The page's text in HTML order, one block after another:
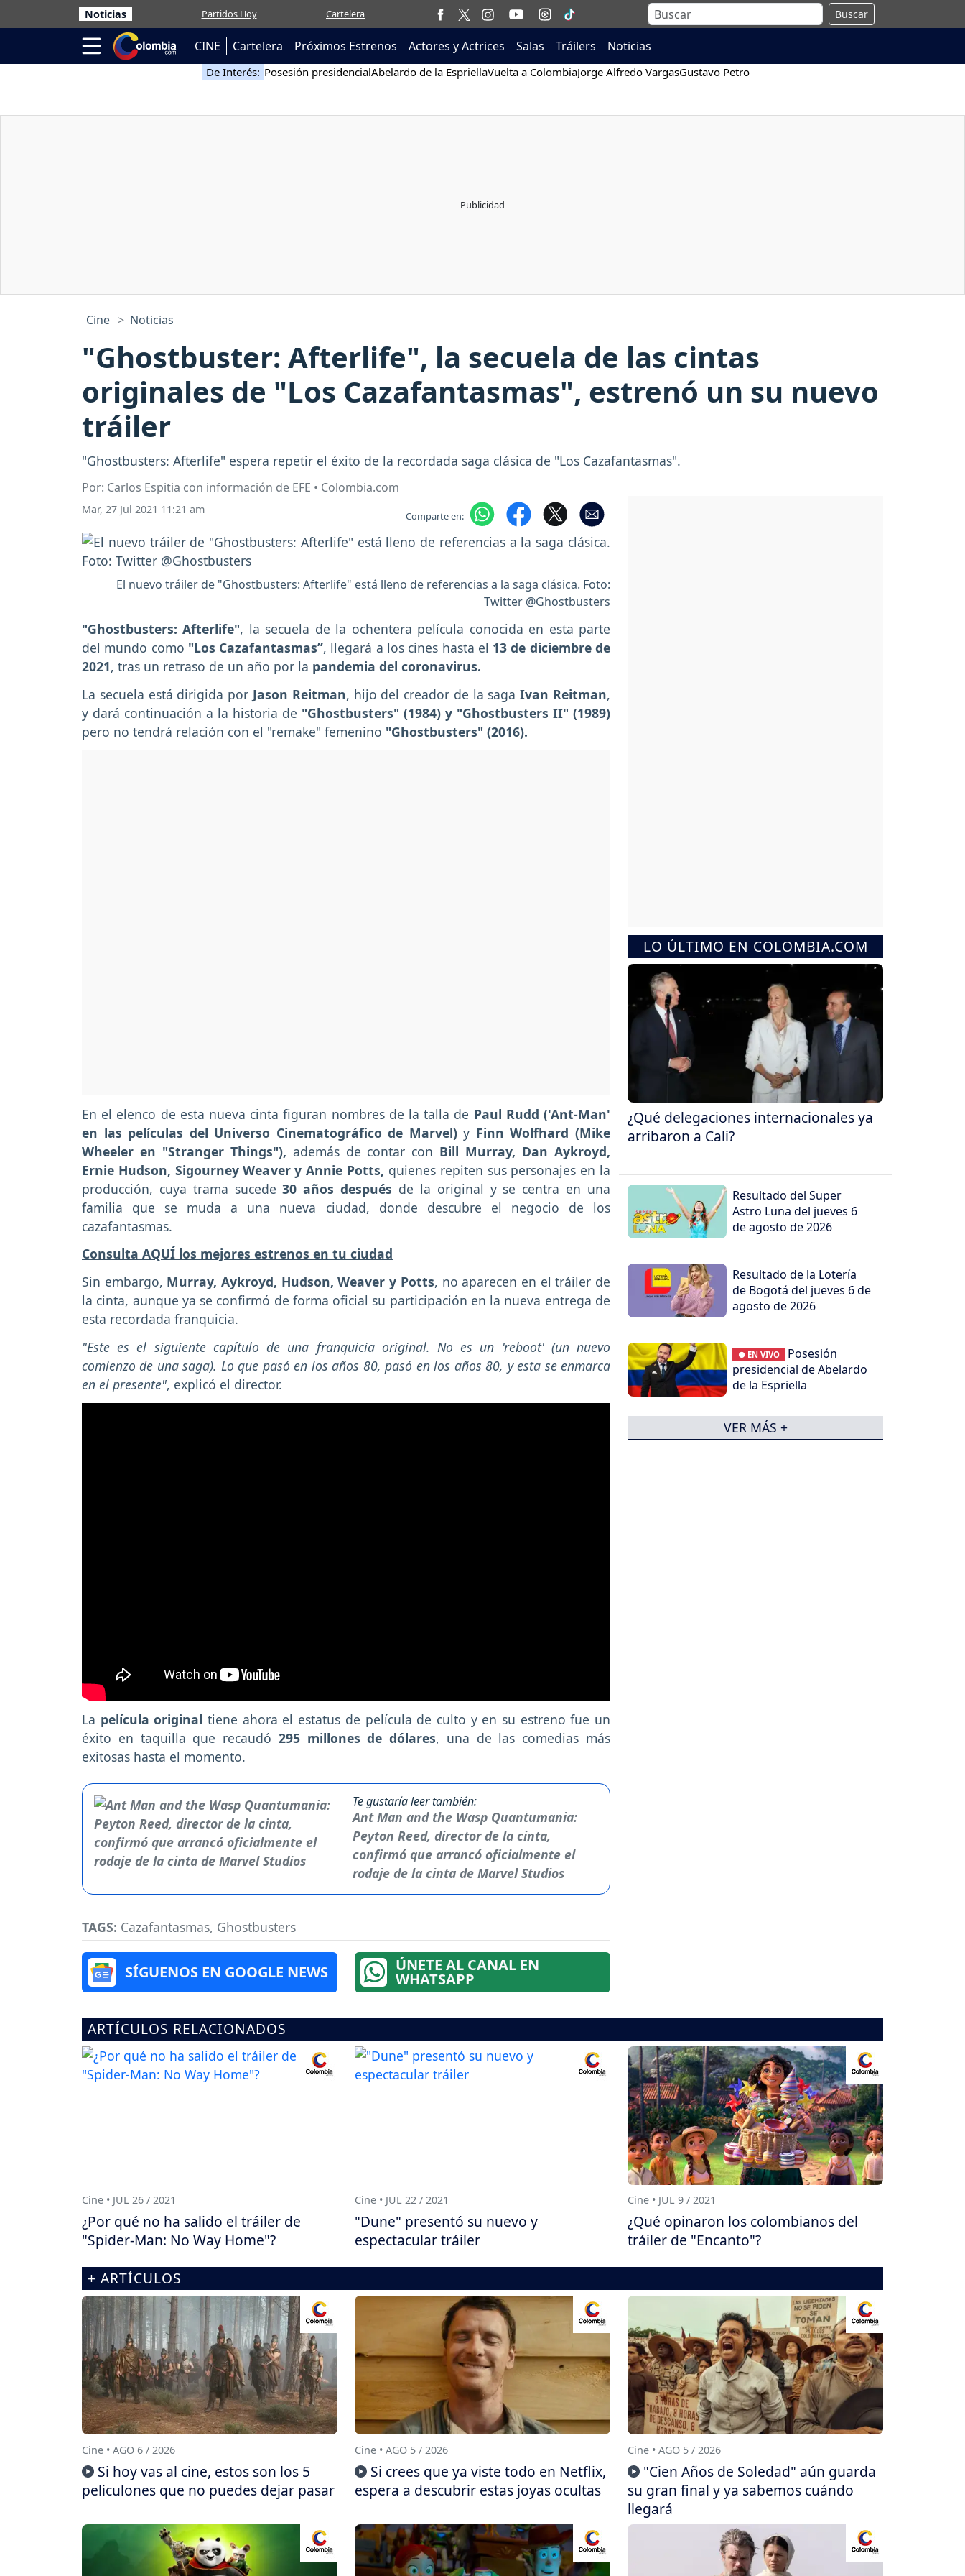
Noticias Partidos Hoy Cartelera Buscar
CINE Cartelera Próximos Estrenos Actores y Actrices Salas Tráilers Noticias
De Interés: Posesión presidencialAbelardo de la EspriellaVuelta a ColombiaJorge Alfredo VargasGustavo Petro
Cine Noticias
"Ghostbuster: Afterlife", la secuela de las cintas
originales de "Los Cazafantasmas", estrenó un su nuevo
tráiler
"Ghostbusters: Afterlife" espera repetir el éxito de la recordada saga clásica de "Los Cazafantasmas".
Por: Carlos Espitia con información de EFE • Colombia.com
Mar, 27 Jul 2021 11:21 am Comparte en:
El nuevo tráiler de "Ghostbusters: Afterlife" está lleno de referencias a la saga clásica. Foto:
Twitter @Ghostbusters
"Ghostbusters: Afterlife", la secuela de la ochentera película conocida en esta parte
del mundo como "Los Cazafantasmas”, llegará a los cines hasta el 13 de diciembre de
2021, tras un retraso de un año por la pandemia del coronavirus.
La secuela está dirigida por Jason Reitman, hijo del creador de la saga Ivan Reitman,
y dará continuación a la historia de "Ghostbusters" (1984) y "Ghostbusters II" (1989)
pero no tendrá relación con el "remake" femenino "Ghostbusters" (2016).
En el elenco de esta nueva cinta figuran nombres de la talla de Paul Rudd ('Ant-Man'
en las películas del Universo Cinematográfico de Marvel)y Finn Wolfhard (Mike
Wheeler en "Stranger Things"), además de contar con Bill Murray, Dan Aykroyd,
Ernie Hudson, Sigourney Weaver y Annie Potts, quienes repiten sus personajes en la
producción, cuya trama sucede30 años después de la original y se centra en una
familia que se muda a una nueva ciudad, donde descubre el negocio de los
cazafantasmas.
Consulta AQUÍ los mejores estrenos en tu ciudad
Sin embargo, Murray, Aykroyd, Hudson, Weaver y Potts, no aparecen en el tráiler de
la cinta, aunque ya se confirmó de forma oficial su participación en la nueva entrega de
esta recordada franquicia.
"Este es el siguiente capítulo de una franquicia original. No es un 'reboot' (un nuevo
comienzo de una saga). Lo que pasó en los años 80, pasó en los años 80, y esta se enmarca
en el presente", explicó el director.
La película originaltiene ahora el estatus de película de culto y en su estreno fue un
éxito en taquilla que recaudó 295 millones de dólares, una de las comedias más
exitosas hasta el momento.
Te gustaría leer también:
Ant Man and the Wasp Quantumania:
Peyton Reed, director de la cinta,
confirmó que arrancó oficialmente el
rodaje de la cinta de Marvel Studios
TAGS: Cazafantasmas, Ghostbusters
SÍGUENOS EN GOOGLE NEWS ÚNETE AL CANAL EN
WHATSAPP
LO ÚLTIMO EN COLOMBIA.COM
¿Qué delegaciones internacionales ya
arribaron a Cali?
Resultado del Super
Astro Luna del jueves 6
de agosto de 2026
Resultado de la Lotería
de Bogotá del jueves 6 de
agosto de 2026
● EN VIVO
Posesión
presidencial de Abelardo
de la Espriella
VER MÁS +
ARTÍCULOS RELACIONADOS
Cine • JUL 26 / 2021
¿Por qué no ha salido el tráiler de
"Spider-Man: No Way Home"?
Cine • JUL 22 / 2021
"Dune" presentó su nuevo y
espectacular tráiler
Cine • JUL 9 / 2021
¿Qué opinaron los colombianos del
tráiler de "Encanto"?
+ ARTÍCULOS
Cine • AGO 6 / 2026
Si hoy vas al cine, estos son los 5
peliculones que no puedes dejar pasar
Cine • AGO 5 / 2026
Si crees que ya viste todo en Netflix,
espera a descubrir estas joyas ocultas
Cine • AGO 5 / 2026
"Cien Años de Soledad" aún guarda
su gran final y ya sabemos cuándo
llegará